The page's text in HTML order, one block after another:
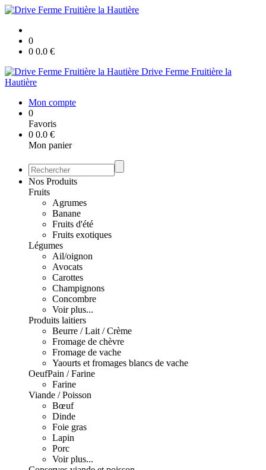
0
0 0.0 €
Drive Ferme Fruitière la
Hautière
Mon compte
0
Favoris
0 0.0 €
Mon panier
Nos Produits
Fruits
Agrumes
Banane
Fruits d'été
Fruits exotiques
Légumes
Ail/oignon
Avocats
Carottes
Champignons
Concombre
Voir plus...
Produits laitiers
Beurre / Lait / Crème
Fromage de chèvre
Fromage de vache
Yaourts et fromages blancs de vache
OeufPain / Farine
Farine
Viande / Poisson
Bœuf
Dinde
Foie gras
Lapin
Porc
Voir plus...